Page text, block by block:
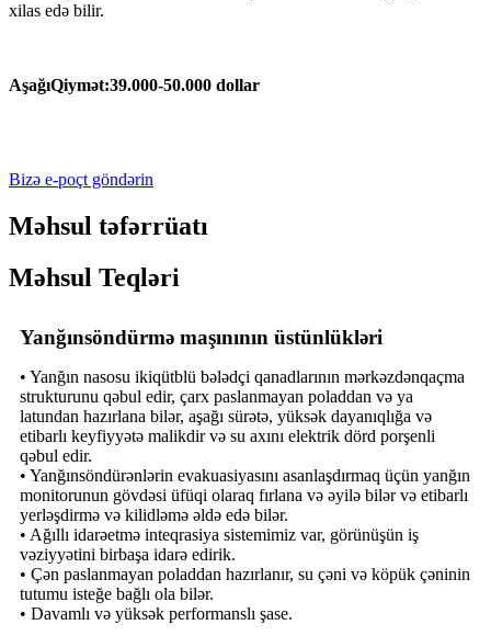
xilas edə bilir.
AşağıQiymət:39.000-50.000 dollar
Bizə e-poçt göndərin
Məhsul təfərrüatı
Məhsul Teqləri
Yanğınsöndürmə maşınının üstünlükləri
• Yanğın nasosu ikiqütblü bələdçi qanadlarının mərkəzdənqaçma
strukturunu qəbul edir, çarx paslanmayan poladdan və ya
latundan hazırlana bilər, aşağı sürətə, yüksək dayanıqlığa və
etibarlı keyfiyyətə malikdir və su axını elektrik dörd porşenli
qəbul edir.
• Yanğınsöndürənlərin evakuasiyasını asanlaşdırmaq üçün yanğın
monitorunun gövdəsi üfüqi olaraq fırlana və əyilə bilər və etibarlı
yerləşdirmə və kilidləmə əldə edə bilər.
• Ağıllı idarəetmə inteqrasiya sistemimiz var, görünüşün iş
vəziyyətini birbaşa idarə edirik.
• Çən paslanmayan poladdan hazırlanır, su çəni və köpük çəninin
tutumu isteğe bağlı ola bilər.
• Davamlı və yüksək performanslı şase.